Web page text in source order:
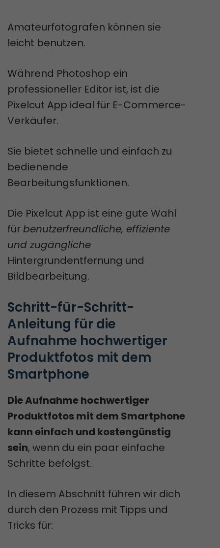
Amateurfotografen können sie
leicht benutzen.
Während Photoshop ein
professioneller Editor ist, ist die
Pixelcut App ideal für E-Commerce-
Verkäufer.
Sie bietet schnelle und einfach zu
bedienende
Bearbeitungsfunktionen.
Die Pixelcut App ist eine gute Wahl
fürbenutzerfreundliche, effiziente
und zugängliche
Hintergrundentfernung und
Bildbearbeitung.
Schritt-für-Schritt-
Anleitung für die
Aufnahme hochwertiger
Produktfotos mit dem
Smartphone
Die Aufnahme hochwertiger
Produktfotos mit dem Smartphone
kann einfach und kostengünstig
sein, wenn du ein paar einfache
Schritte befolgst.
In diesem Abschnitt führen wir dich
durch den Prozess mit Tipps und
Tricks für: